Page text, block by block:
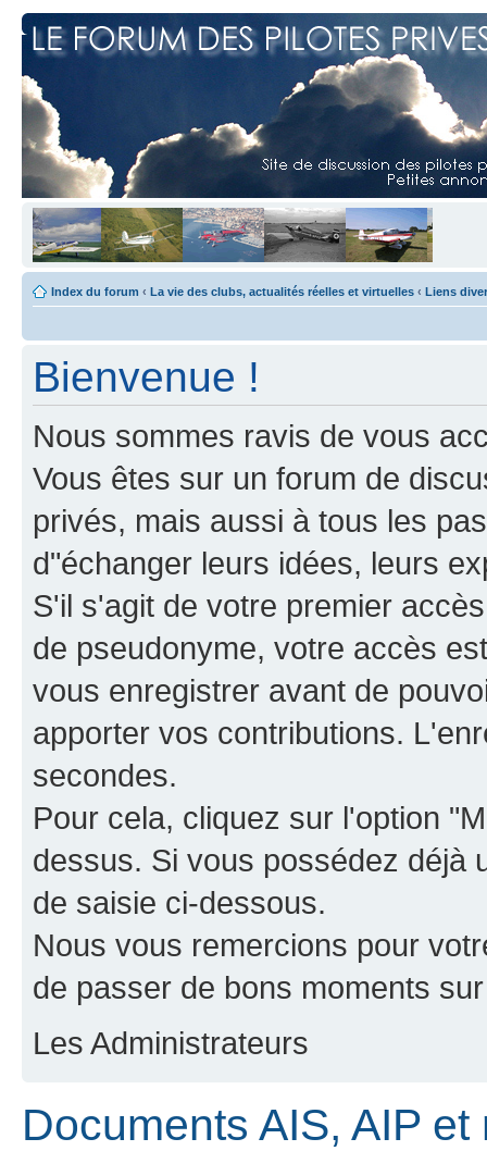
Index du forum ‹ La vie des clubs, actualités réelles et virtuelles ‹ Liens
Bienvenue !
Nous sommes ravis de vous
Vous êtes sur un forum de
privés, mais aussi à tous les
d"échanger leurs idées, leurs
S'il s'agit de votre premier
de pseudonyme, votre accès
vous enregistrer avant de
apporter vos contributions.
secondes.
Pour cela, cliquez sur l'option
dessus. Si vous possédez déjà
de saisie ci-dessous.
Nous vous remercions pour
de passer de bons moments
Les Administrateurs
Documents AIS, AIP